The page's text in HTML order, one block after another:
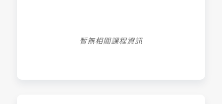
暫無相關課程資訊